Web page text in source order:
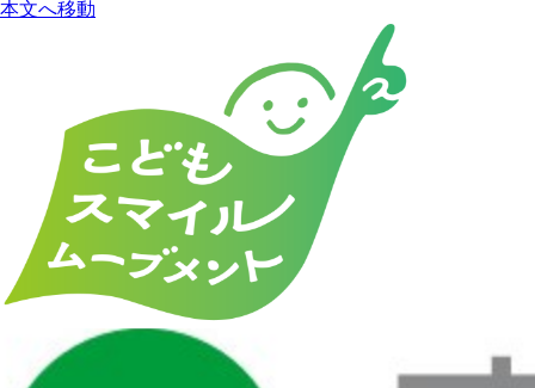
本文へ移動